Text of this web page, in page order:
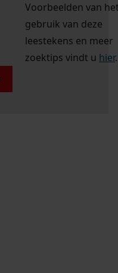
Voorbeelden van
gebruik van deze
leestekens en meer
zoektips vindt u hier.